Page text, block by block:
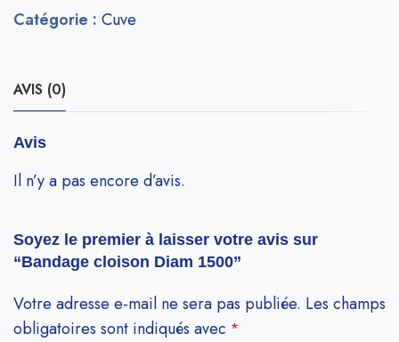
Catégorie : Cuve
AVIS (0)
Avis
Il n’y a pas encore d’avis.
Soyez le premier à laisser votre avis sur
“Bandage cloison Diam 1500”
Votre adresse e-mail ne sera pas publiée. Les champs
obligatoires sont indiqués avec *